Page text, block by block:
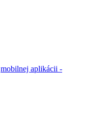
mobilnej aplikácii -